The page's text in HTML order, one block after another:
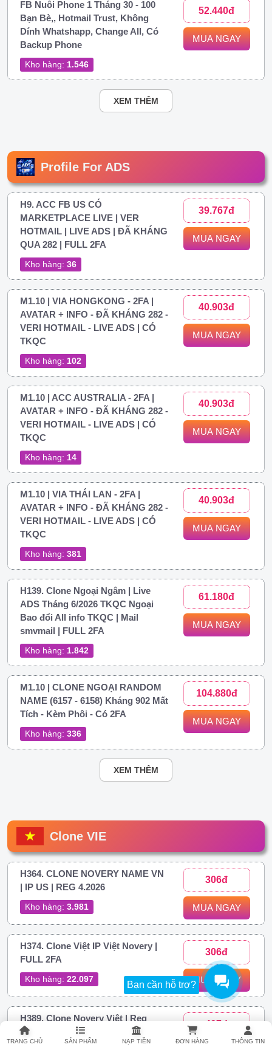
Bạn cần hỗ trợ?
TRANG CHỦ SẢN PHẨM NẠP TIỀN ĐƠN HÀNG THÔNG TIN
FB Nuôi Phone 1 Tháng 30 - 100
Bạn Bè,, Hotmail Trust, Không
Dính Whatshapp, Change All, Có
Backup Phone
Kho hàng: 1.546
52.440đ
MUA NGAY
XEM THÊM
Profile For ADS
H9. ACC FB US CÓ
MARKETPLACE LIVE | VER
HOTMAIL | LIVE ADS | ĐÃ KHÁNG
QUA 282 | FULL 2FA
Kho hàng: 36
39.767đ
MUA NGAY
M1.10 | VIA HONGKONG - 2FA |
AVATAR + INFO - ĐÃ KHÁNG 282 -
VERI HOTMAIL - LIVE ADS | CÓ
TKQC
Kho hàng: 102
40.903đ
MUA NGAY
M1.10 | ACC AUSTRALIA - 2FA |
AVATAR + INFO - ĐÃ KHÁNG 282 -
VERI HOTMAIL - LIVE ADS | CÓ
TKQC
Kho hàng: 14
40.903đ
MUA NGAY
M1.10 | VIA THÁI LAN - 2FA |
AVATAR + INFO - ĐÃ KHÁNG 282 -
VERI HOTMAIL - LIVE ADS | CÓ
TKQC
Kho hàng: 381
40.903đ
MUA NGAY
H139. Clone Ngoại Ngâm | Live
ADS Tháng 6/2026 TKQC Ngoại
Bao đổi All info TKQC | Mail
smvmail | FULL 2FA
Kho hàng: 1.842
61.180đ
MUA NGAY
M1.10 | CLONE NGOẠI RANDOM
NAME (6157 - 6158) Kháng 902 Mất
Tích - Kèm Phôi - Có 2FA
Kho hàng: 336
104.880đ
MUA NGAY
XEM THÊM
Clone VIE
H364. CLONE NOVERY NAME VN
| IP US | REG 4.2026
Kho hàng: 3.981
306đ
MUA NGAY
H374. Clone Việt IP Việt Novery |
FULL 2FA
Kho hàng: 22.097
306đ
MUA NGAY
H389. Clone Novery Việt | Reg
Phone Android
437đ